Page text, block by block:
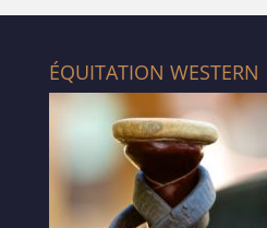
ÉQUITATION WESTERN